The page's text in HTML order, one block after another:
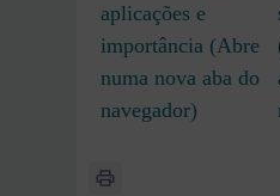
aplicações e
importância (Abre
numa nova aba do
navegador)